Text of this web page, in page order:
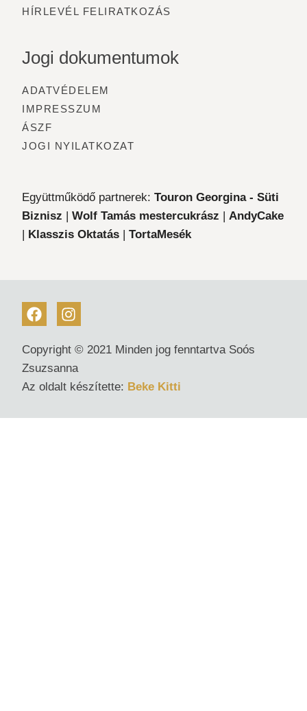
HÍRLEVÉL FELIRATKOZÁS
Jogi dokumentumok
ADATVÉDELEM
IMPRESSZUM
ÁSZF
JOGI NYILATKOZAT
Együttműködő partnerek:Touron Georgina - Süti
Biznisz |Wolf Tamás mestercukrász |AndyCake
| Klasszis Oktatás |TortaMesék
Copyright © 2021 Minden jog fenntartva Soós
Zsuzsanna
Az oldalt készítette: Beke Kitti